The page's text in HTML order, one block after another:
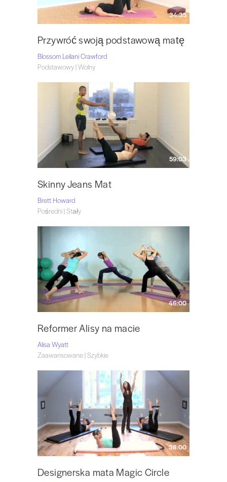
34:35
Przywróć swoją podstawową matę
Blossom Leilani Crawford
Podstawowy | Wolny
59:03
Skinny Jeans Mat
Brett Howard
Pośredni | Stały
46:00
Reformer Alisy na macie
Alisa Wyatt
Zaawansowane | Szybkie
38:00
Designerska mata Magic Circle